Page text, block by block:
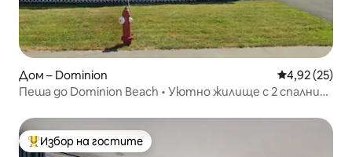
Дом – Dominion Средна
4,92 (25)
Пеша до Dominion Beach • Уютно жилище с 2 спални
Най-популярен избор на гостите
Избор на гостите